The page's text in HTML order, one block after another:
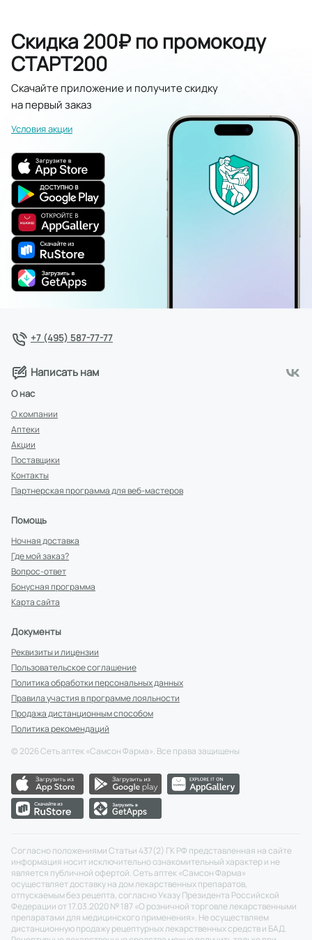
Скидка 200₽ по промокоду
СТАРТ200
Скачайте приложение и получите скидку
на первый заказ
Условия акции
+7 (495) 587-77-77
Написать нам
О нас
О компании
Аптеки
Акции
Поставщики
Контакты
Партнерская программа для веб-мастеров
Помощь
Ночная доставка
Где мой заказ?
Вопрос-ответ
Бонусная программа
Карта сайта
Документы
Реквизиты и лицензии
Пользовательское соглашение
Политика обработки персональных данных
Правила участия в программе лояльности
Продажа дистанционным способом
Политика рекомендаций
© 2026Сеть аптек «Самсон Фарма». Все права защищены
Согласно положениями Статьи 437(2) ГК РФ представленная на сайте
информация носит исключительно ознакомительный характер и не
является публичной офертой. Сеть аптек «Самсон Фарма»
осуществляет доставку на дом лекарственных препаратов,
отпускаемым без рецепта, согласно Указу Президента Российской
Федерации от 17.03.2020 № 187 «О розничной торговле лекарственными
препаратами для медицинского применения». Не осуществляем
дистанционную продажу рецептурных лекарственных средств и БАД.